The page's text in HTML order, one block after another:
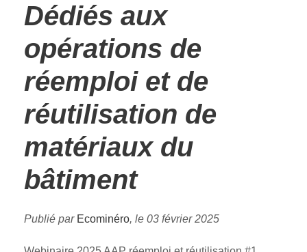
Dédiés aux
opérations de
réemploi et de
réutilisation de
matériaux du
bâtiment
Publié par Ecominéro, le 03 février 2025